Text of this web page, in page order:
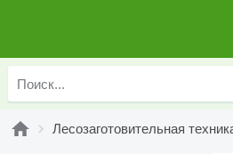
Лесозаготовительная